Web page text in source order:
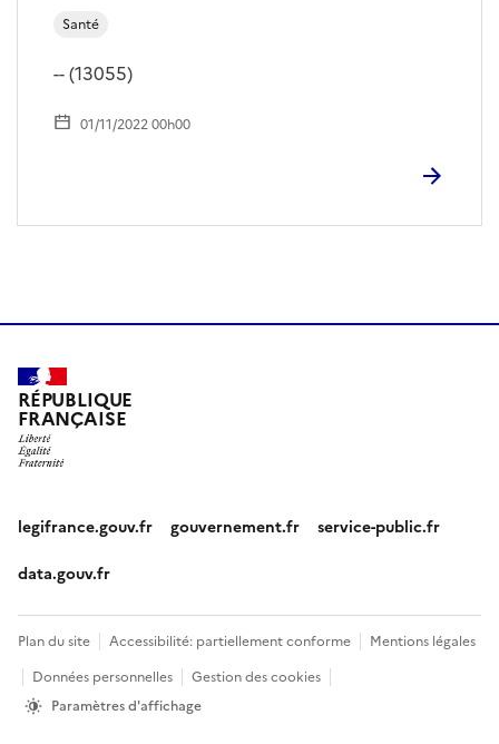
Santé
-- (13055)
01/11/2022 00h00
RÉPUBLIQUE
FRANÇAISE
legifrance.gouv.fr gouvernement.fr
service-public.fr
data.gouv.fr
Plan du site Accessibilité: partiellement conforme
Mentions légales
Données personnelles
Gestion des cookies
Paramètres d'affichage